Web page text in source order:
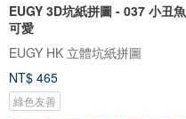
EUGY 3D坑紙拼圖 - 037 小丑魚
可愛
EUGY HK 立體坑紙拼圖
NT$ 465
綠色友善